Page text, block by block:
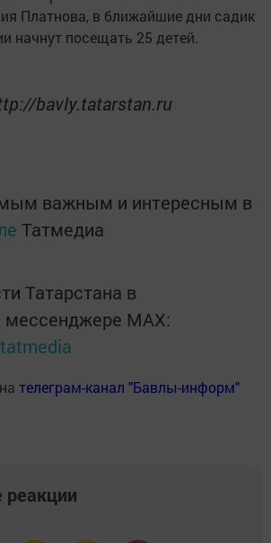
Платнова, в ближайшие дни садик
начнут посещать 25 детей.
bavly.tatarstan.ru
важным и интересным в
Татмедиа
Татарстана в
мессенджере MАХ:
телеграм-канал "Бавлы-информ"
реакции